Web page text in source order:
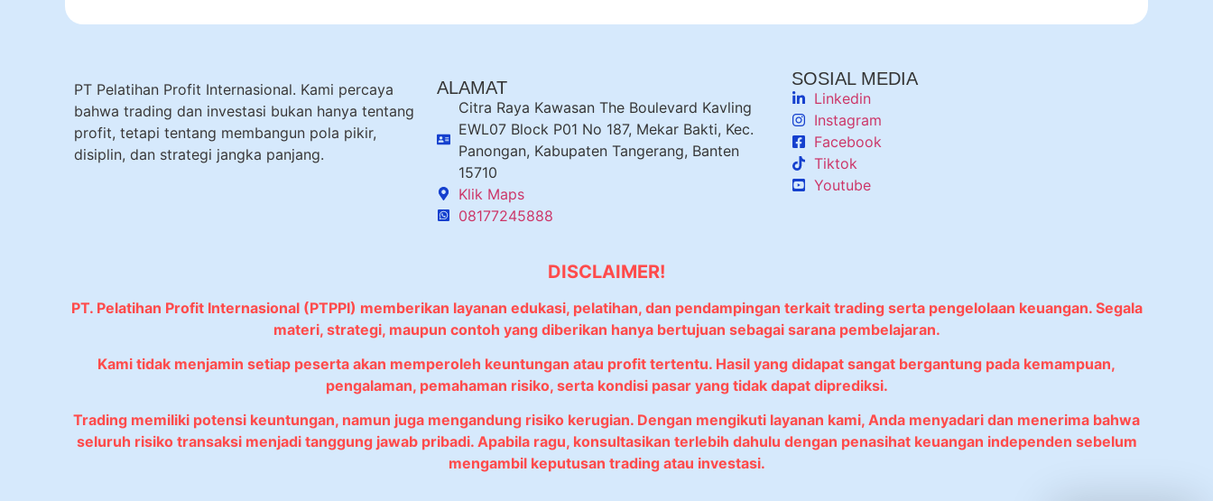
PT Pelatihan Profit Internasional. Kami percaya
bahwa trading dan investasi bukan hanya tentang
profit, tetapi tentang membangun pola pikir,
disiplin, dan strategi jangka panjang.
ALAMAT
Citra Raya Kawasan The Boulevard Kavling
EWL07 Block P01 No 187, Mekar Bakti, Kec.
Panongan, Kabupaten Tangerang, Banten
15710
Klik Maps
08177245888
SOSIAL MEDIA
Linkedin
Instagram
Facebook
Tiktok
Youtube
DISCLAIMER!
PT. Pelatihan Profit Internasional (PTPPI) memberikan layanan edukasi, pelatihan, dan pendampingan terkait trading serta pengelolaan keuangan. Segala
materi, strategi, maupun contoh yang diberikan hanya bertujuan sebagai sarana pembelajaran.
Kami tidak menjamin setiap peserta akan memperoleh keuntungan atau profit tertentu. Hasil yang didapat sangat bergantung pada kemampuan,
pengalaman, pemahaman risiko, serta kondisi pasar yang tidak dapat diprediksi.
Trading memiliki potensi keuntungan, namun juga mengandung risiko kerugian. Dengan mengikuti layanan kami, Anda menyadari dan menerima bahwa
seluruh risiko transaksi menjadi tanggung jawab pribadi. Apabila ragu, konsultasikan terlebih dahulu dengan penasihat keuangan independen sebelum
mengambil keputusan trading atau investasi.